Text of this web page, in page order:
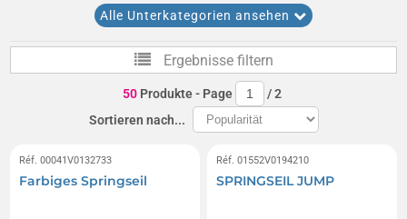
Fitness- und Muskeltraining-Griffe
Körpergewichtsmessgeräte
Alle Unterkategorien ansehen
Ergebnisse filtern
50 Produkte - Page /2
Sortieren nach...
Réf. 00041V0132733
Farbiges Springseil
Réf. 01552V0194210
SPRINGSEIL JUMP